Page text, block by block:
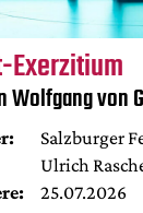
Exerzitium
Wolfgang von
Salzburger
Ulrich
25.07.2026